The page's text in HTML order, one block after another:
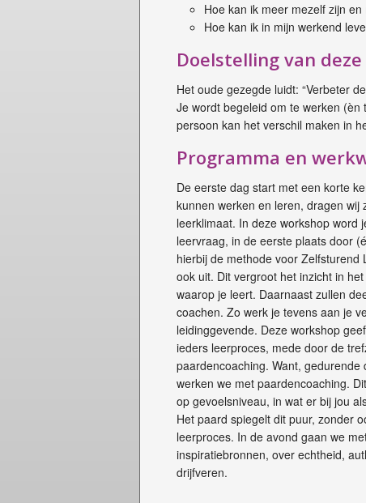
Hoe kan ik meer mezelf zijn
Hoe kan ik in mijn werkend
Doelstelling van
Het oude gezegde luidt: “Verbeter
Je wordt begeleid om te werken
persoon kan het verschil maken in
Programma en
De eerste dag start met een korte
kunnen werken en leren, dragen wij
leerklimaat. In deze workshop word
leervraag, in de eerste plaats door
hierbij de methode voor
ook uit. Dit vergroot het inzicht in
waarop je leert. Daarnaast zullen
coachen. Zo werk je tevens aan je
leidinggevende. Deze workshop
ieders leerproces, mede door de
paardencoaching. Want,
werken we met paardencoaching.
op gevoelsniveau, in wat er bij jou
Het paard spiegelt dit puur, zonder
leerproces. In de avond gaan we
inspiratiebronnen, over echtheid,
drijfveren.